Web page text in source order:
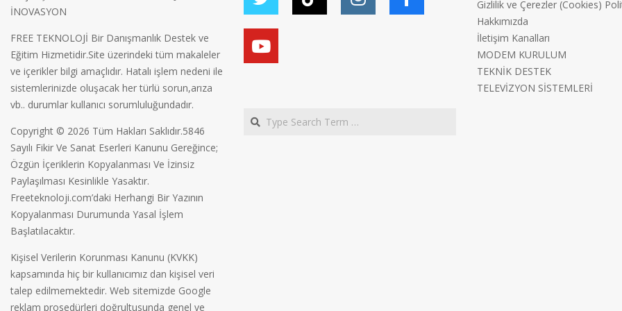
İNOVASYON
FREE TEKNOLOJİ Bir Danışmanlık Destek ve
Eğitim Hizmetidir.Site üzerindeki tüm makaleler
ve içerikler bilgi amaçlıdır. Hatalı işlem nedeni ile
sistemlerinizde oluşacak her türlü sorun,arıza
vb.. durumlar kullanıcı sorumluluğundadır.
Copyright © 2026 Tüm Hakları Saklıdır.5846
Sayılı Fikir Ve Sanat Eserleri Kanunu Gereğince;
Özgün İçeriklerin Kopyalanması Ve İzinsiz
Paylaşılması Kesinlikle Yasaktır.
Freeteknoloji.com’daki Herhangi Bir Yazının
Kopyalanması Durumunda Yasal İşlem
Başlatılacaktır.
Kişisel Verilerin Korunması Kanunu (KVKK)
kapsamında hiç bir kullanıcımız dan kişisel veri
talep edilmemektedir. Web sitemizde Google
reklam prosedürleri doğrultusunda genel ve
Search
Gizlilik ve Çerezler (Cookies)
Hakkımızda
İletişim Kanalları
MODEM KURULUM
TEKNİK DESTEK
TELEVİZYON SİSTEMLERİ